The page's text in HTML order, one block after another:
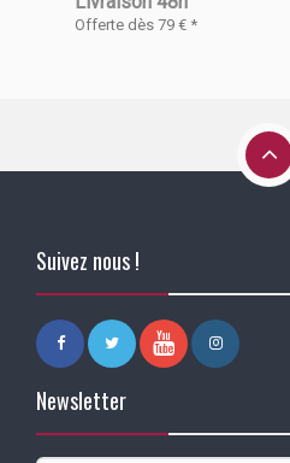
Offerte dès 79 € *
Suivez nous !
Newsletter